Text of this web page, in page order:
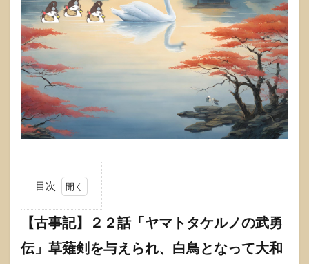
目次
【古事
記】２
２話
「ヤマ
【古事記】２２話「ヤマトタケルノの武勇
伝」草薙剣を与えられ、白鳥となって大和